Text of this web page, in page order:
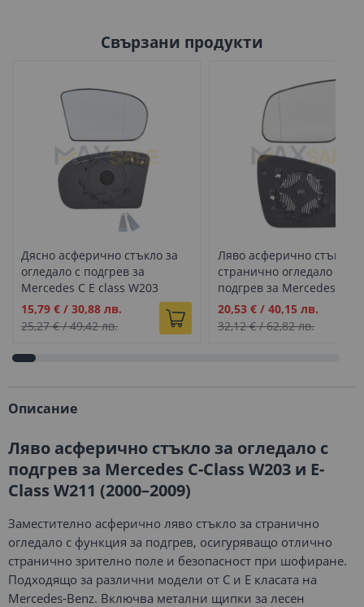
Свързани продукти
Дясно асферично стъкло за
огледало с подгрев за
Mercedes C E class W203
W211 (2000-2009)
Промо
цена
15,79 € / 30,88 лв.
25,27 €/49,42 лв.
Ляво асферично стъкло
странично огледало с
подгрев за Mercedes C
W204 (2007-2011)
Промо
цена
20,53 €/ 40,15 лв.
32,12 €/62,82 лв.
Описание
Ляво асферично стъкло за огледало с
подгрев за Mercedes C-Class W203 и E-
Class W211 (2000–2009)
Заместително асферично ляво стъкло за странично
огледало с функция за подгрев, осигуряващо отлично
странично зрително поле и безопасност при шофиране.
Подходящо за различни модели от C и E класата на
Mercedes-Benz. Включва метални щипки за лесен